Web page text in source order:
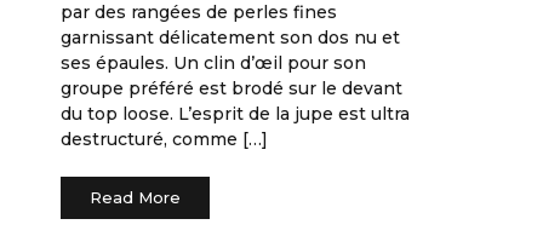
par des rangées de perles fines
garnissant délicatement son dos nu et
ses épaules. Un clin d’œil pour son
groupe préféré est brodé sur le devant
du top loose. L’esprit de la jupe est ultra
destructuré, comme […]
Read More